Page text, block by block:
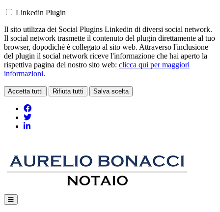
Linkedin Plugin
Il sito utilizza dei Social Plugins Linkedin di diversi social network.
Il social network trasmette il contenuto del plugin direttamente al tuo
browser, dopodichè è collegato al sito web. Attraverso l'inclusione
del plugin il social network riceve l'informazione che hai aperto la
rispettiva pagina del nostro sito web: clicca qui per maggiori
informazioni.
Accetta tutti Rifiuta tutti Salva scelta